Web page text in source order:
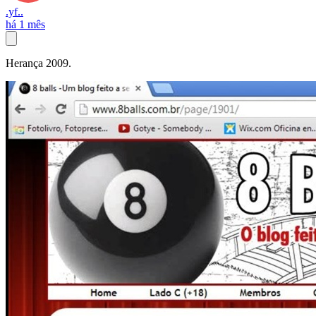
.yf..
há 1 mês
Herança 2009.